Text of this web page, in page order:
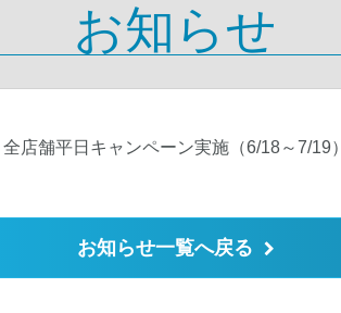
お知らせ
全店舗平日キャンペーン実施（6/18～7/19）
お知らせ一覧へ戻る